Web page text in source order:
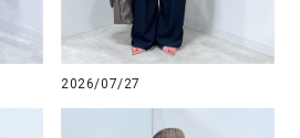
2026/07/27